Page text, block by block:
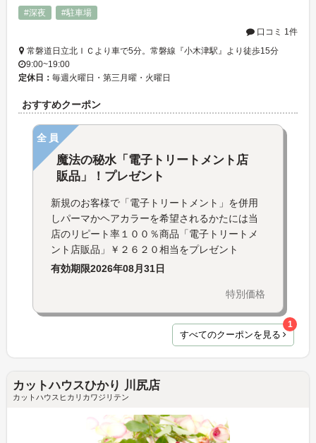
#深夜
#駐車場
口コミ 1件
常磐道日立北ＩＣより車で5分。常磐線『小木津駅』より徒歩15分
9:00~19:00
定休日： 毎週火曜日・第三月曜・火曜日
おすすめクーポン
全員
魔法の秘水「電子トリートメント店
販品」！プレゼント
新規のお客様で「電子トリートメント」を併用
しパーマかヘアカラーを希望されるかたには当
店のリピート率１００％商品「電子トリートメ
ント店販品」￥２６２０相当をプレゼント
有効期限2026年08月31日
特別価格
すべてのクーポンを見る
1
カットハウスひかり 川尻店
カットハウスヒカリカワジリテン